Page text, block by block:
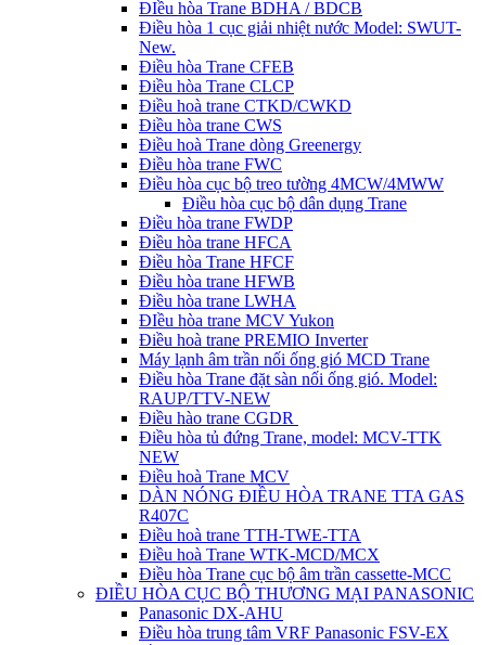
ĐIều hòa Trane BDHA / BDCB
Điều hòa 1 cục giải nhiệt nước Model: SWUT-
New.
Điều hòa Trane CFEB
Điều hòa Trane CLCP
Điều hoà trane CTKD/CWKD
Điều hòa trane CWS
Điều hoà Trane dòng Greenergy
Điều hòa trane FWC
Điều hòa cục bộ treo tường 4MCW/4MWW
Điều hòa cục bộ dân dụng Trane
Điều hòa trane FWDP
Điều hòa trane HFCA
Điều hòa Trane HFCF
Điều hòa trane HFWB
Điều hòa trane LWHA
ĐIều hòa trane MCV Yukon
Điều hoà trane PREMIO Inverter
Máy lạnh âm trần nối ống gió MCD Trane
Điều hòa Trane đặt sàn nối ống gió. Model:
RAUP/TTV-NEW
Điều hào trane CGDR
Điều hòa tủ đứng Trane, model: MCV-TTK
NEW
Điều hoà Trane MCV
DÀN NÓNG ĐIỀU HÒA TRANE TTA GAS
R407C
Điều hoà trane TTH-TWE-TTA
Điều hoà Trane WTK-MCD/MCX
Điều hòa Trane cục bộ âm trần cassette-MCC
ĐIỀU HÒA CỤC BỘ THƯƠNG MẠI PANASONIC
Panasonic DX-AHU
Điều hòa trung tâm VRF Panasonic FSV-EX